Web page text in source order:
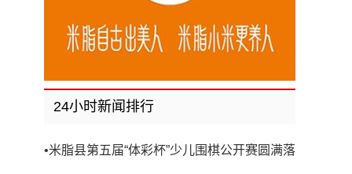
24小时新闻排行
•米脂县第五届“体彩杯”少儿围棋公开赛圆满落